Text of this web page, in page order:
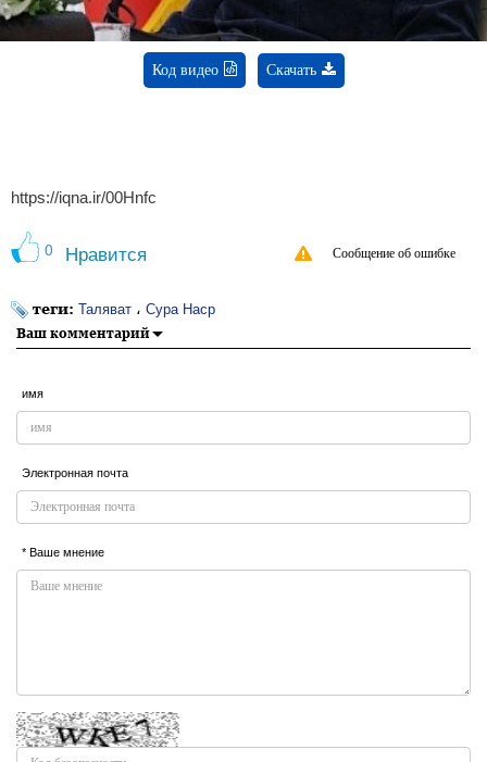
Код видео Скачать
https://iqna.ir/00Hnfc
0 Нравится Сообщение об ошибке
теги: Таляват ، Сура Наср
Ваш комментарий
имя
Электронная почта
* Ваше мнение